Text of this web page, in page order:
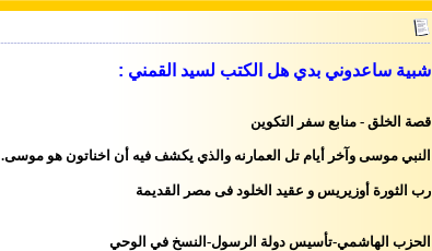
شبية ساعدوني بدي هل الكتب لسيد القمني :
قصة الخلق - منابع سفر التكوين
النبي موسى وآخر أيام تل العمارنه والذي يكشففيه أن اخناتون هو موسى.
رب الثورة أوزيريس و عقيد الخلود فى مصر القديمة
الحزب الهاشمي-تأسيس دولة الرسول-النسخ فيالوحي